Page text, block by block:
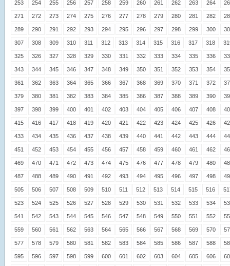
253 254 255 256 257 258 259 260 261 262 263 264
271 272 273 274 275 276 277 278 279 280 281 282
289 290 291 292 293 294 295 296 297 298 299 300
307 308 309 310 311 312 313 314 315 316 317 318
325 326 327 328 329 330 331 332 333 334 335 336
343 344 345 346 347 348 349 350 351 352 353 354
361 362 363 364 365 366 367 368 369 370 371 372
379 380 381 382 383 384 385 386 387 388 389 390
397 398 399 400 401 402 403 404 405 406 407 408
415 416 417 418 419 420 421 422 423 424 425 426
433 434 435 436 437 438 439 440 441 442 443 444
451 452 453 454 455 456 457 458 459 460 461 462
469 470 471 472 473 474 475 476 477 478 479 480
487 488 489 490 491 492 493 494 495 496 497 498
505 506 507 508 509 510 511 512 513 514 515 516
523 524 525 526 527 528 529 530 531 532 533 534
541 542 543 544 545 546 547 548 549 550 551 552
559 560 561 562 563 564 565 566 567 568 569 570
577 578 579 580 581 582 583 584 585 586 587 588
595 596 597 598 599 600 601 602 603 604 605 606